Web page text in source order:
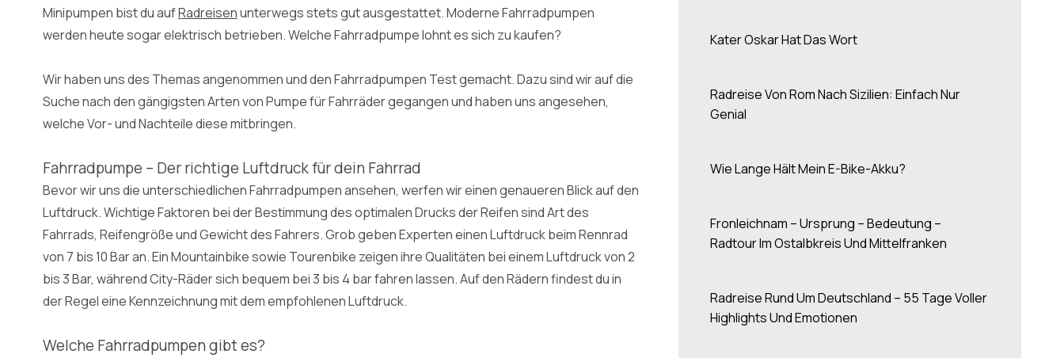
Minipumpen bist du aufRadreisenunterwegs stets gut ausgestattet. Moderne Fahrradpumpen
werden heute sogar elektrisch betrieben. Welche Fahrradpumpe lohnt es sich zu kaufen?
Wir haben uns des Themas angenommen und den Fahrradpumpen Test gemacht. Dazu sind wir auf die
Suche nach den gängigsten Arten von Pumpe für Fahrräder gegangen und haben uns angesehen,
welche Vor- und Nachteile diese mitbringen.
Fahrradpumpe – Der richtige Luftdruck für dein Fahrrad
Bevor wir uns die unterschiedlichen Fahrradpumpen ansehen, werfen wir einen genaueren Blick auf den
Luftdruck. Wichtige Faktoren bei der Bestimmung des optimalen Drucks der Reifen sind Art des
Fahrrads, Reifengröße und Gewicht des Fahrers. Grob geben Experten einen Luftdruck beim Rennrad
von 7 bis 10 Bar an. Ein Mountainbike sowie Tourenbike zeigen ihre Qualitäten bei einem Luftdruck von 2
bis 3 Bar, während City-Räder sich bequem bei 3 bis 4 bar fahren lassen. Auf den Rädern findest du in
der Regel eine Kennzeichnung mit dem empfohlenen Luftdruck.
Welche Fahrradpumpen gibt es?
Kater Oskar Hat Das Wort
Radreise Von Rom Nach Sizilien: Einfach Nur
Genial
Wie Lange Hält Mein E-Bike-Akku?
Fronleichnam – Ursprung – Bedeutung –
Radtour Im Ostalbkreis Und Mittelfranken
Radreise Rund Um Deutschland – 55 Tage Voller
Highlights Und Emotionen